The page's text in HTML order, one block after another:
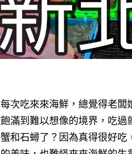
每次吃來來海鮮，總覺得老闆
飽滿到難以想像的境界，吃過
蟹和石蟳了？因為真得很好吃